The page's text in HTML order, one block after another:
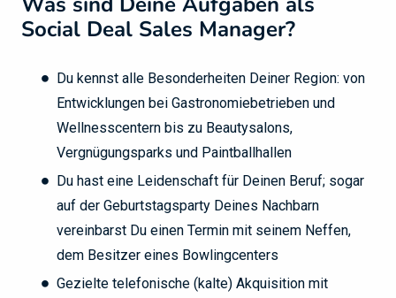
Social Deal Sales Manager?
Du kennst alle Besonderheiten Deiner Region: von
Entwicklungen bei Gastronomiebetrieben und
Wellnesscentern bis zu Beautysalons,
Vergnügungsparks und Paintballhallen
Du hast eine Leidenschaft für Deinen Beruf; sogar
auf der Geburtstagsparty Deines Nachbarn
vereinbarst Du einen Termin mit seinem Neffen,
dem Besitzer eines Bowlingcenters
Gezielte telefonische (kalte) Akquisition mit